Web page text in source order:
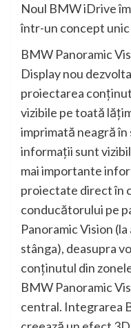
Noul BMW iDrive
într-un concept
BMW Panoramic
Display nou
proiectarea
vizibile pe toată
imprimată neagră
informaţii sunt
mai importante
proiectate direct în
conducătorului pe
Panoramic Vision
stânga), deasupra
conţinutul din
BMW Panoramic
central. Integrarea